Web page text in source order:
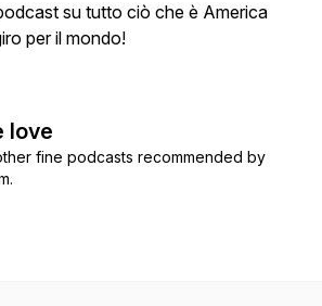
su tutto ciò che è America
per il mondo!
love
fine podcasts recommended by